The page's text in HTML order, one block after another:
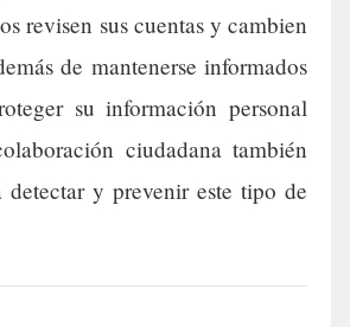
revisen sus cuentas y cambien
de mantenerse informados
su información personal
ciudadana también
detectar y prevenir este tipo de